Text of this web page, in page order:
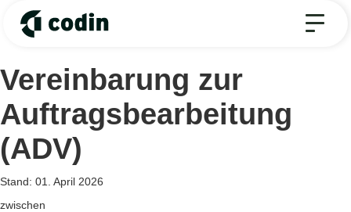
Vereinbarung zur
Auftragsbearbeitung
(ADV)
Stand: 01. April 2026
zwischen